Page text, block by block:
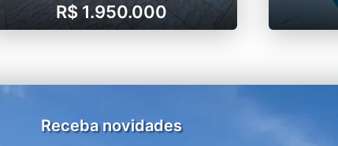
R$ 1.950.000
Receba novidades